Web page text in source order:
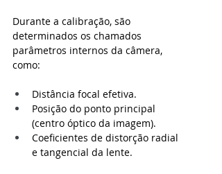
Durante a calibração, são
determinados os chamados
parâmetros internos da câmera,
como:
Distância focal efetiva.
Posição do ponto principal
(centro óptico da imagem).
Coeficientes de distorção radial
e tangencial da lente.